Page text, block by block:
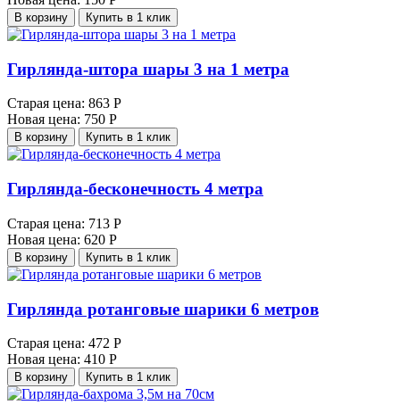
В корзину Купить в 1 клик
Гирлянда-штора шары 3 на 1 метра
Старая цена: 863 Р
Новая цена: 750 Р
В корзину Купить в 1 клик
Гирлянда-бесконечность 4 метра
Старая цена: 713 Р
Новая цена: 620 Р
В корзину Купить в 1 клик
Гирлянда ротанговые шарики 6 метров
Старая цена: 472 Р
Новая цена: 410 Р
В корзину Купить в 1 клик